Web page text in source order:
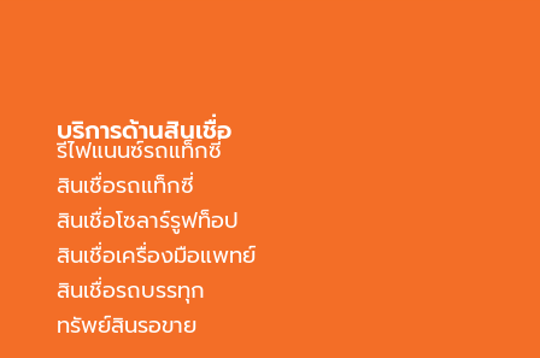
บริการด้านสินเชื่อ
รีไฟแนนซ์รถแท็กซี่
สินเชื่อรถแท็กซี่
สินเชื่อโซลาร์รูฟท็อป
สินเชื่อเครื่องมือแพทย์
สินเชื่อรถบรรทุก
ทรัพย์สินรอขาย